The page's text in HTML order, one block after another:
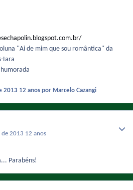
''Ai de mim que sou romântica'' da
Iara
2013 12 anos por Marcelo Cazangi
de 2013 12 anos
Parabéns!